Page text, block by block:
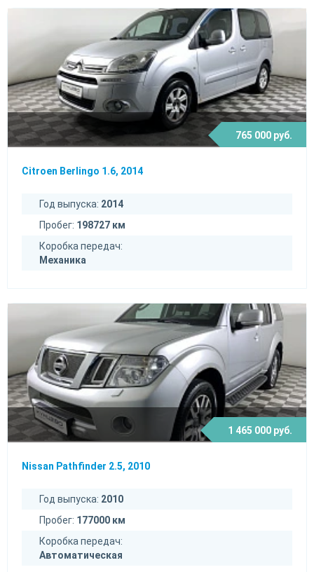
765 000 руб.
Citroen Berlingo 1.6, 2014
Год выпуска: 2014
Пробег: 198727 км
Коробка передач:
Механика
1 465 000 руб.
Nissan Pathfinder 2.5, 2010
Год выпуска: 2010
Пробег: 177000 км
Коробка передач:
Автоматическая